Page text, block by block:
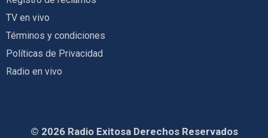
TV en vivo
Términos y condiciones
Políticas de Privacidad
Radio en vivo
© 2026 Radio Exitosa Derechos Reservados